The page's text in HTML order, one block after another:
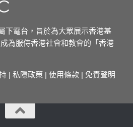
下電台，旨於為大眾展示香港基
為服侍香港社會和教會的「香港
| 私隱政策 | 使用條款 | 免責聲明